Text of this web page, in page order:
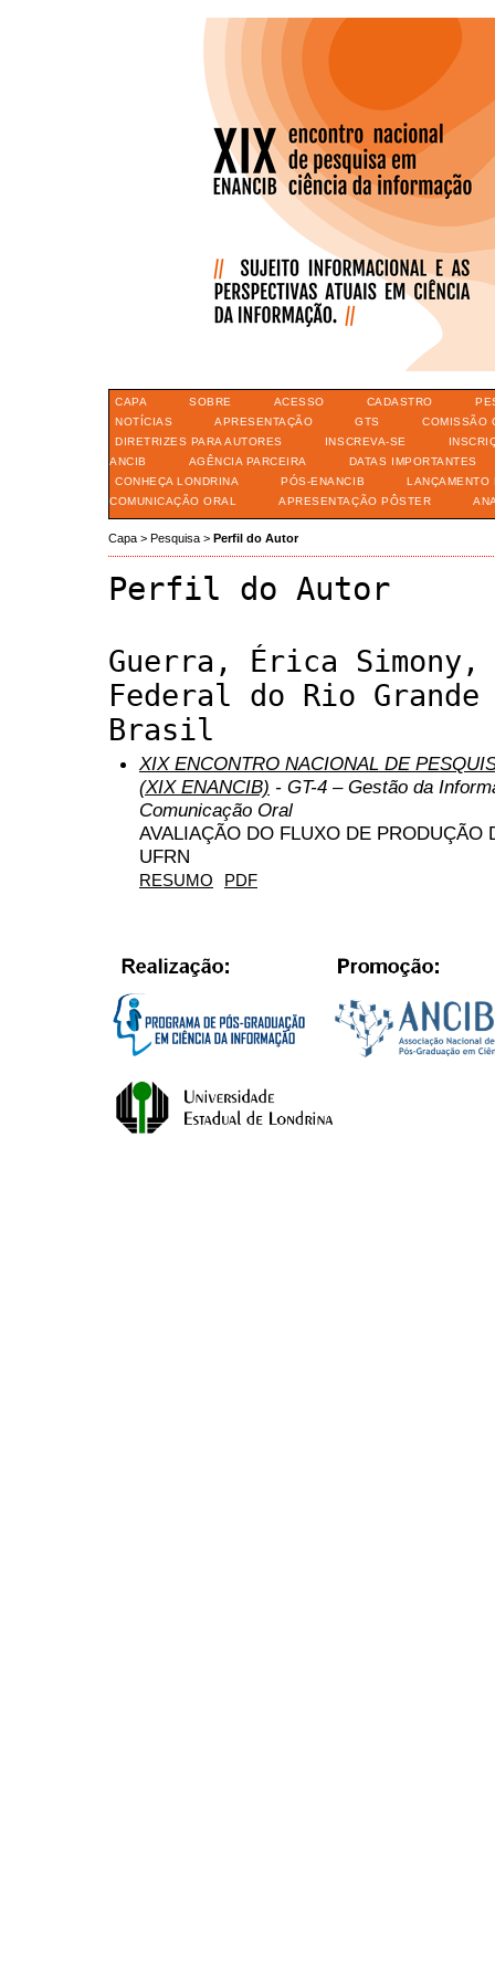
CAPA SOBRE ACESSO CADASTRO
NOTÍCIAS
APRESENTAÇÃO GTS
COMISSÃO
DIRETRIZES PARA AUTORES
INSCREVA-SE
ANCIB
AGÊNCIA PARCEIRA
DATAS IMPORTANTES
CONHEÇA LONDRINA
PÓS-ENANCIB
LANÇAMENTO
COMUNICAÇÃO ORAL
APRESENTAÇÃO PÔSTER
Capa > Pesquisa > Perfil do Autor
Perfil do Autor
Guerra, Érica Simony,
Federal do Rio
Brasil
XIX ENCONTRO NACIONAL DE
(XIX ENANCIB) - GT-4 – Gestão da
Comunicação Oral
AVALIAÇÃO DO FLUXO DE PRODUÇÃO
UFRN
RESUMO PDF